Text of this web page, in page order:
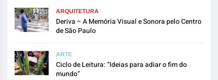
ARQUITETURA
Deriva – A Memória Visual e Sonora pelo Centro
de São Paulo
ARTE
Ciclo de Leitura: “Ideias para adiar o fim do
mundo”